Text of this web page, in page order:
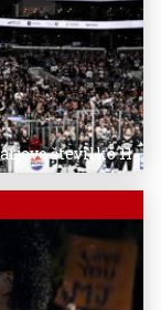
številko 11